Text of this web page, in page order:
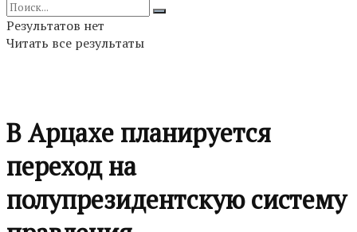
Результатов нет
Читать все результаты
В Арцахе планируется
переход на
полупрезидентскую систему